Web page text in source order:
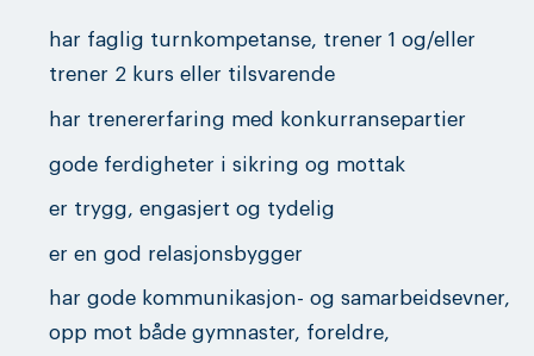
har faglig turnkompetanse, trener 1 og/eller
trener 2 kurs eller tilsvarende
har trenererfaring med konkurransepartier
gode ferdigheter i sikring og mottak
er trygg, engasjert og tydelig
er en god relasjonsbygger
har gode kommunikasjon- og samarbeidsevner,
opp mot både gymnaster, foreldre,